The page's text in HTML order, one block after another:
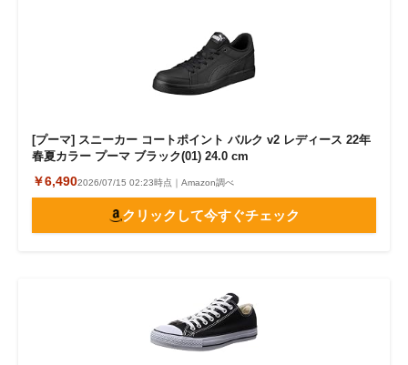
[プーマ] スニーカー コートポイント バルク v2 レディース 22年
春夏カラー プーマ ブラック(01) 24.0 cm
￥6,4902026/07/15 02:23時点｜Amazon調べ
クリックして今すぐチェック